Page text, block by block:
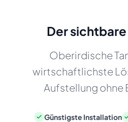
Der
Oberirdische
wirtschaftlichste
Aufstellung ohne
Günstigste Installation